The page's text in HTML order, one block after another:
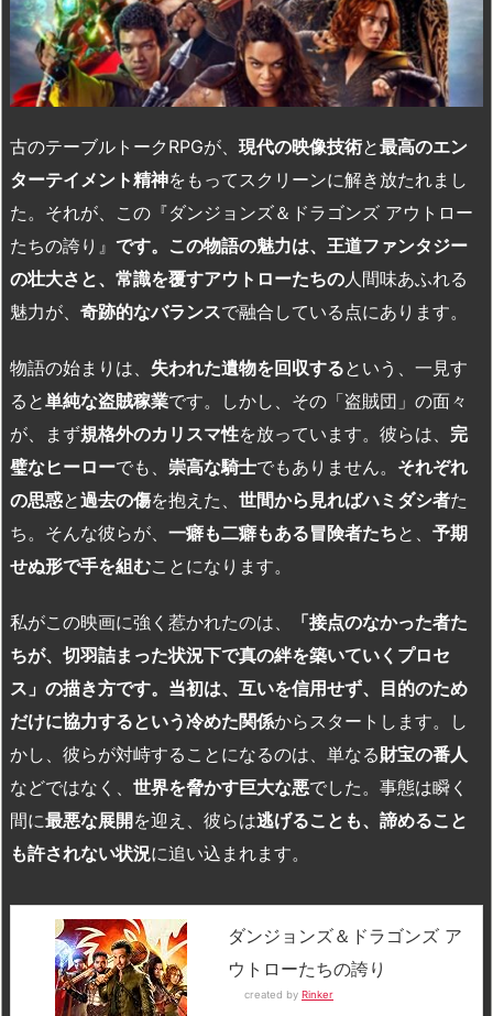
n
io
古のテーブルトーク RPGが、 現代の映像技術と最高のエン
ターテイメント精神をもってスクリーンに解き放たれまし
た。それが、この『ダンジョンズ＆ドラゴンズ アウトロー
たちの誇り』 です。この物語の魅力は、王道ファンタジー
の壮大さと、常識を覆すアウトローたちの 人間味あふれる
魅力が、 奇跡的なバランスで融合している点にあります。
物語の始まりは、 失われた遺物を回収するという、一見す
ると単純な盗賊稼業です。しかし、その「盗賊団」の面々
が、まず規格外のカリスマ性を放っています。彼らは、 完
璧なヒーローでも、 崇高な騎士でもありません。 それぞれ
の思惑と過去の傷を抱えた、 世間から見ればハミダシ者た
ち。そんな彼らが、 一癖も二癖もある冒険者たちと、 予期
せぬ形で手を組むことになります。
私がこの映画に強く惹かれたのは、
「接点のなかった者た
ちが、切羽詰まった状況下で真の絆を築いていくプロセ
ス」の描き方です。当初は、互いを信用せず、目的のため
だけに協力するという冷めた関係からスタートします。し
かし、彼らが対峙することになるのは、単なる財宝の番人
などではなく、 世界を脅かす巨大な悪でした。事態は瞬く
間に最悪な展開を迎え、彼らは逃げることも、諦めること
も許されない状況に追い込まれます。
ダンジョンズ＆ドラゴンズ ア
ウトローたちの誇り
created by Rinker